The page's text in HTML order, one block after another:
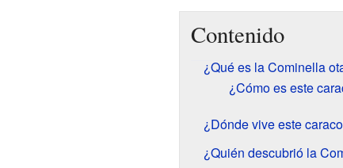
Contenido
¿Qué es la Cominella
¿Cómo es este
¿Dónde vive este
¿Quién descubrió la